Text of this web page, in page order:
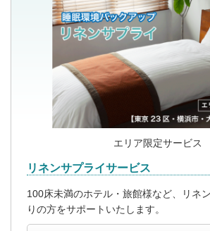
エリア限定サービス
リネンサプライサービス
100床未満のホテル・旅館様など、リネ
りの方をサポートいたします。